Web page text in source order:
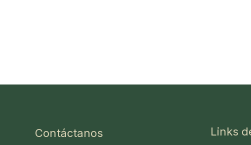
Contáctanos Links